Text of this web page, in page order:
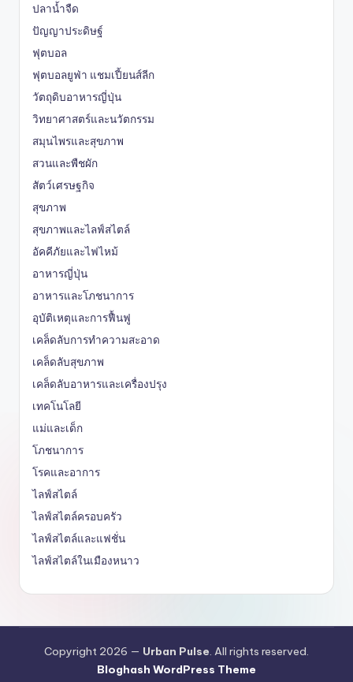
ปลาน้ำจืด
ปัญญาประดิษฐ์
ฟุตบอล
ฟุตบอลยูฟ่า แชมเปี้ยนส์ลีก
วัตถุดิบอาหารญี่ปุ่น
วิทยาศาสตร์และนวัตกรรม
สมุนไพรและสุขภาพ
สวนและพืชผัก
สัตว์เศรษฐกิจ
สุขภาพ
สุขภาพและไลฟ์สไตล์
อัคคีภัยและไฟไหม้
อาหารญี่ปุ่น
อาหารและโภชนาการ
อุบัติเหตุและการฟื้นฟู
เคล็ดลับการทำความสะอาด
เคล็ดลับสุขภาพ
เคล็ดลับอาหารและเครื่องปรุง
เทคโนโลยี
แม่และเด็ก
โภชนาการ
โรคและอาการ
ไลฟ์สไตล์
ไลฟ์สไตล์ครอบครัว
ไลฟ์สไตล์และแฟชั่น
ไลฟ์สไตล์ในเมืองหนาว
Copyright 2026 — Urban Pulse. All rights reserved.
Bloghash WordPress Theme